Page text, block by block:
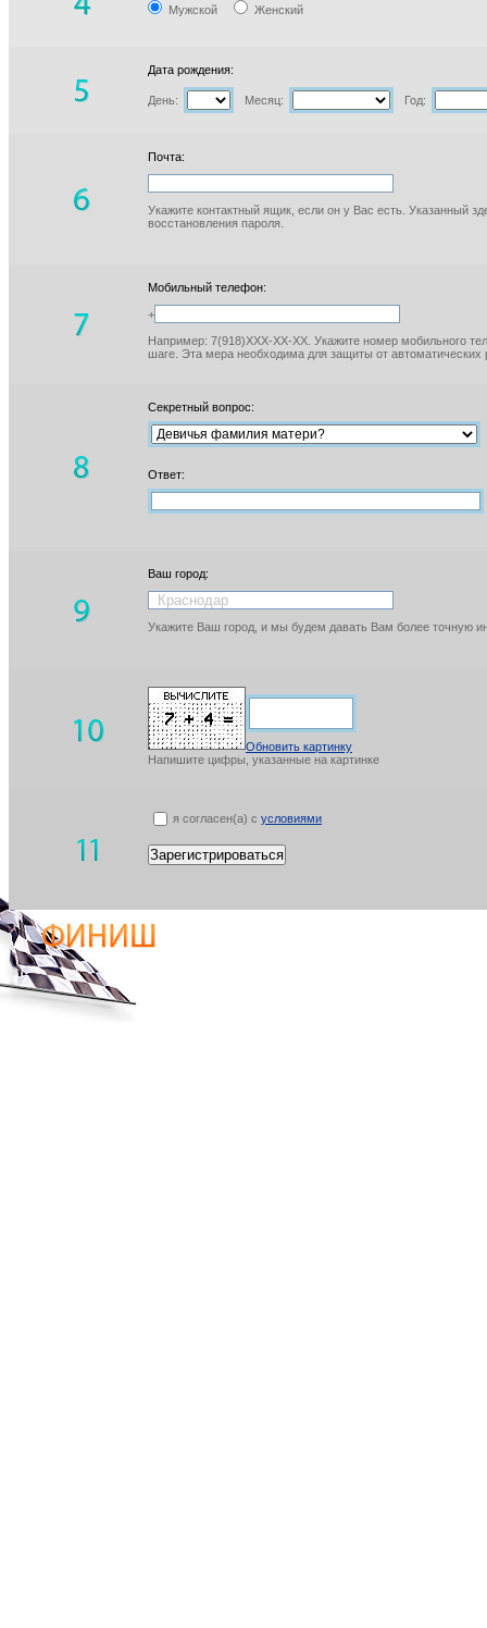
Мужской Женский
Дата рождения:
День: Месяц: Год:
Почта:
Укажите контактный ящик, если он у Вас есть. Указанный
восстановления пароля.
Мобильный телефон:
+
Например: 7(918)XXX-XX-XX. Укажите номер мобильного
шаге. Эта мера необходима для защиты от автоматических
Секретный вопрос:
Ответ:
Ваш город:
Укажите Ваш город, и мы будем давать Вам более точную
Обновить картинку
Напишите цифры, указанные на картинке
я согласен(а) с условиями
Зарегистрироваться